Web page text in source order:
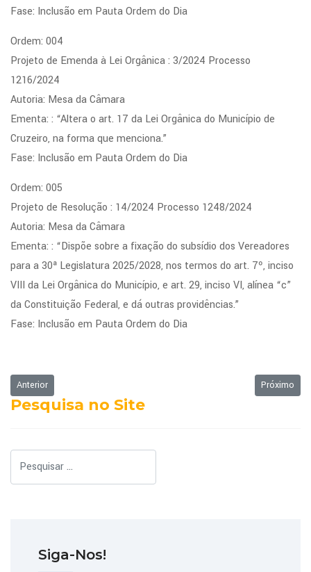
Fase: Inclusão em Pauta Ordem do Dia
Ordem: 004
Projeto de Emenda à Lei Orgânica : 3/2024 Processo
1216/2024
Autoria: Mesa da Câmara
Ementa: : “Altera o art. 17 da Lei Orgânica do Município de
Cruzeiro, na forma que menciona.”
Fase: Inclusão em Pauta Ordem do Dia
Ordem: 005
Projeto de Resolução : 14/2024 Processo 1248/2024
Autoria: Mesa da Câmara
Ementa: : “Dispõe sobre a fixação do subsídio dos Vereadores
para a 30ª Legislatura 2025/2028, nos termos do art. 7º, inciso
VIII da Lei Orgânica do Município, e art. 29, inciso VI, alínea “c”
da Constituição Federal, e dá outras providências.”
Fase: Inclusão em Pauta Ordem do Dia
Artigo anterior: Projetos referentes a Sessão Extraordinária - 23/12/2024
Anterior Próximo
Próximo
Pesquisa no Site
Siga-Nos!